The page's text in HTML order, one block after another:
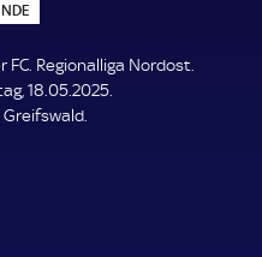
P
L
E
N
Regionalliga Nordost.
18.05.2025.